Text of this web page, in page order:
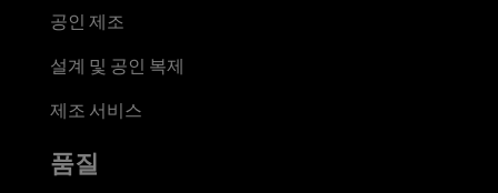
공인 제조
설계 및 공인 복제
제조 서비스
품질